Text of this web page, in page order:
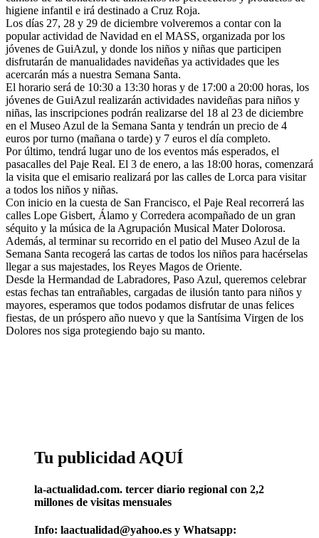
higiene infantil e irá destinado a Cruz Roja.
Los días 27, 28 y 29 de diciembre volveremos a contar con la
popular actividad de Navidad en el MASS, organizada por los
jóvenes de GuiAzul, y donde los niños y niñas que participen
disfrutarán de manualidades navideñas ya actividades que les
acercarán más a nuestra Semana Santa.
El horario será de 10:30 a 13:30 horas y de 17:00 a 20:00 horas, los
jóvenes de GuiAzul realizarán actividades navideñas para niños y
niñas, las inscripciones podrán realizarse del 18 al 23 de diciembre
en el Museo Azul de la Semana Santa y tendrán un precio de 4
euros por turno (mañana o tarde) y 7 euros el día completo.
Por último, tendrá lugar uno de los eventos más esperados, el
pasacalles del Paje Real. El 3 de enero, a las 18:00 horas, comenzará
la visita que el emisario realizará por las calles de Lorca para visitar
a todos los niños y niñas.
Con inicio en la cuesta de San Francisco, el Paje Real recorrerá las
calles Lope Gisbert, Álamo y Corredera acompañado de un gran
séquito y la música de la Agrupación Musical Mater Dolorosa.
Además, al terminar su recorrido en el patio del Museo Azul de la
Semana Santa recogerá las cartas de todos los niños para hacérselas
llegar a sus majestades, los Reyes Magos de Oriente.
Desde la Hermandad de Labradores, Paso Azul, queremos celebrar
estas fechas tan entrañables, cargadas de ilusión tanto para niños y
mayores, esperamos que todos podamos disfrutar de unas felices
fiestas, de un próspero año nuevo y que la Santísima Virgen de los
Dolores nos siga protegiendo bajo su manto.
Tu publicidad AQUÍ
la-actualidad.com. tercer diario regional con 2,2
millones de visitas mensuales
Info: laactualidad@yahoo.es y Whatsapp: